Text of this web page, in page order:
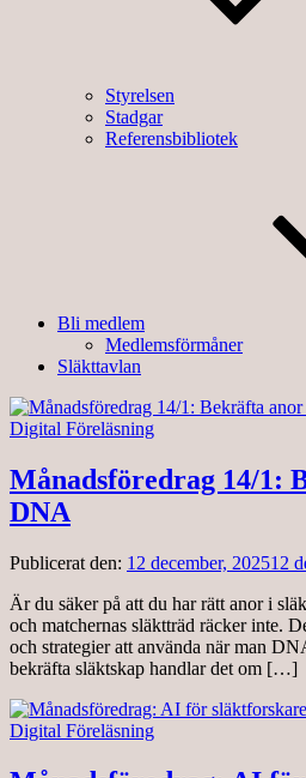
Styrelsen
Stadgar
Referensbibliotek
Bli medlem
Medlemsförmåner
Släkttavlan
Digital Föreläsning
Månadsföredrag 14/1:
DNA
Publicerat den: 12 december, 202512
Är du säker på att du har rätt anor i
och matchernas släktträd räcker inte.
och strategier att använda när man
bekräfta släktskap handlar det om […]
Digital Föreläsning